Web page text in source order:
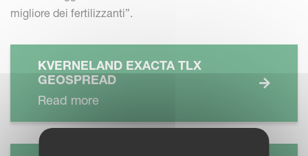
migliore dei fertilizzanti”.
KVERNELAND EXACTA TLX
GEOSPREAD
Read more